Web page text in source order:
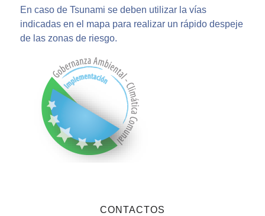
En caso de Tsunami se deben utilizar la vías
indicadas en el mapa para realizar un rápido despeje
de las zonas de riesgo.
CONTACTOS